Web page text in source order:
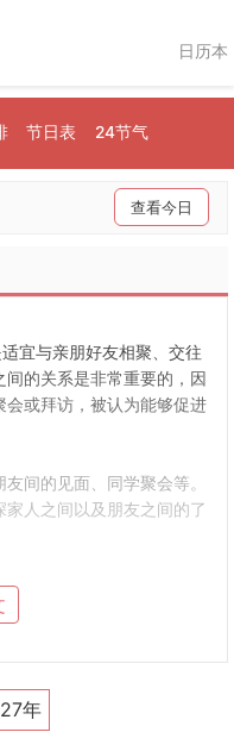
日历本
节日表 24节气
查看今日
宜与亲朋好友相聚、交往
的关系是非常重要的，因
或拜访，被认为能够促进
间的见面、同学聚会等。
人之间以及朋友之间的了
悦。
动。
年